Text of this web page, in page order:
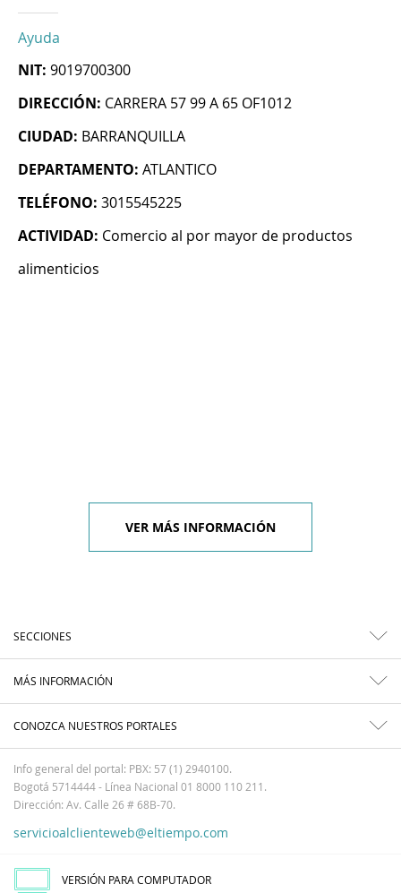
Ayuda
NIT: 9019700300
DIRECCIÓN: CARRERA 57 99 A 65 OF1012
CIUDAD: BARRANQUILLA
DEPARTAMENTO: ATLANTICO
TELÉFONO: 3015545225
ACTIVIDAD: Comercio al por mayor de productos
alimenticios
VER MÁS INFORMACIÓN
SECCIONES
MÁS INFORMACIÓN
CONOZCA NUESTROS PORTALES
Info general del portal: PBX: 57 (1) 2940100.
Bogotá 5714444 - Línea Nacional 01 8000 110 211.
Dirección: Av. Calle 26 # 68B-70.
servicioalclienteweb@eltiempo.com
VERSIÓN PARA COMPUTADOR